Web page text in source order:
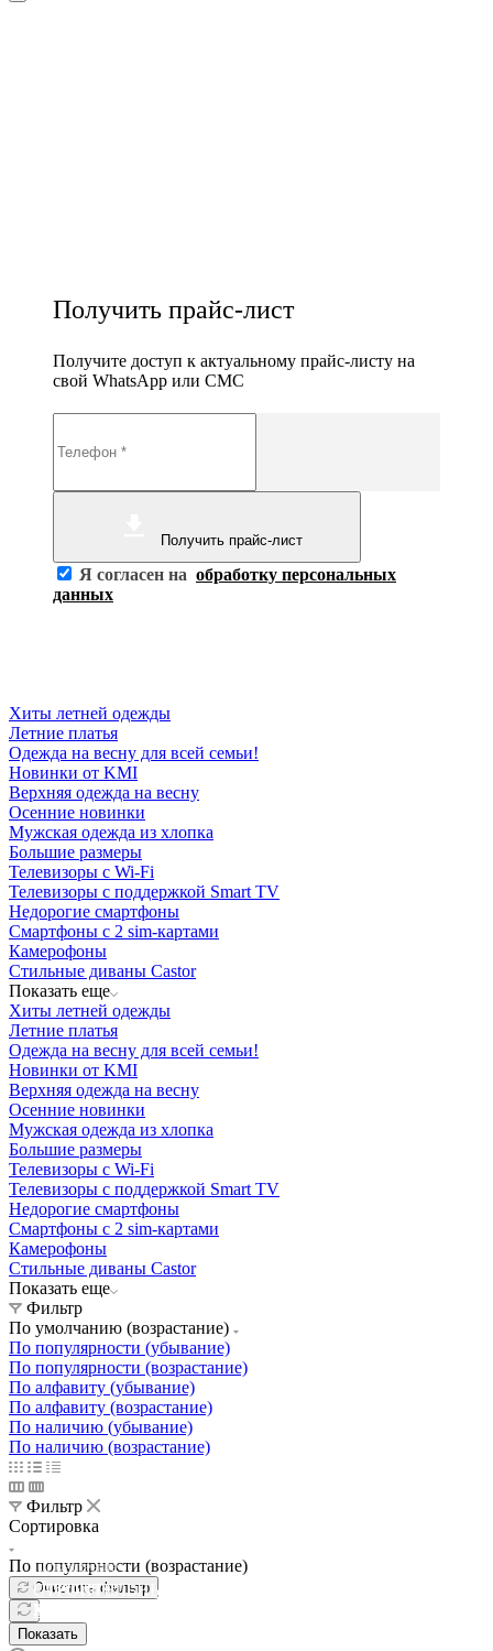
Получить прайс-лист
Получите доступ к актуальному прайс-листу на
свой WhatsApp или СМС
Получить прайс-лист
Я согласен на обработку персональных
данных
Хиты летней одежды
Летние платья
Одежда на весну для всей семьи!
Новинки от KMI
Верхняя одежда на весну
Осенние новинки
Мужская одежда из хлопка
Большие размеры
Телевизоры с Wi-Fi
Телевизоры с поддержкой Smart TV
Недорогие смартфоны
Смартфоны с 2 sim-картами
Камерофоны
Стильные диваны Castor
Показать еще
Хиты летней одежды
Летние платья
Одежда на весну для всей семьи!
Новинки от KMI
Верхняя одежда на весну
Осенние новинки
Мужская одежда из хлопка
Большие размеры
Телевизоры с Wi-Fi
Телевизоры с поддержкой Smart TV
Недорогие смартфоны
Смартфоны с 2 sim-картами
Камерофоны
Стильные диваны Castor
Показать еще
Фильтр
По умолчанию (возрастание)
По популярности (убывание)
По популярности (возрастание)
По алфавиту (убывание)
По алфавиту (возрастание)
По наличию (убывание)
По наличию (возрастание)
Фильтр
Сортировка
По популярности (возрастание)
Очистить фильтр
Показать
Освещение
Здания префектуры ТиНАО
Освещение
Калужский завод путевых машин и гидроприводов
Освещение
СТРОИТЕЛЬНЫЙ ГИПЕРМАРКЕТ «ЛЕРУА
МЕРЛЕН»
Освещение
Железнодорожный вокзал Арзамас-1